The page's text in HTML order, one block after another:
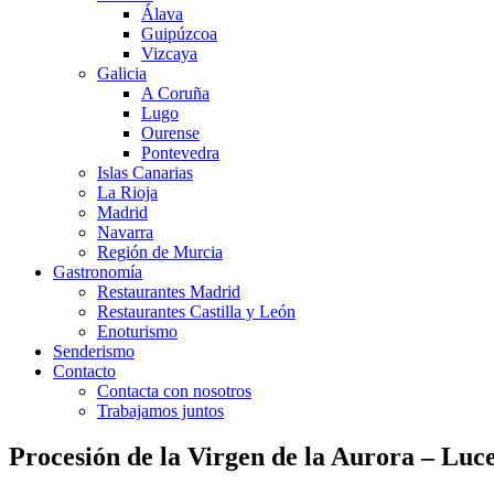
Álava
Guipúzcoa
Vizcaya
Galicia
A Coruña
Lugo
Ourense
Pontevedra
Islas Canarias
La Rioja
Madrid
Navarra
Región de Murcia
Gastronomía
Restaurantes Madrid
Restaurantes Castilla y León
Enoturismo
Senderismo
Contacto
Contacta con nosotros
Trabajamos juntos
Procesión de la Virgen de la Aurora –